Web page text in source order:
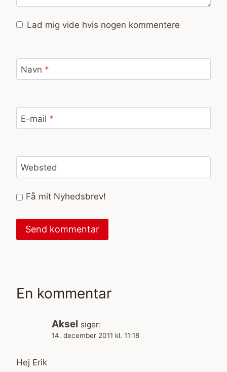
Lad mig vide hvis nogen kommentere
Navn *
E-mail *
Websted
Få mit Nyhedsbrev!
En kommentar
Aksel siger:
14. december 2011 kl. 11:18
Hej Erik